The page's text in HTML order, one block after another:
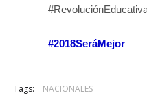
#2018SeráMejor
Tags: NACIONALES